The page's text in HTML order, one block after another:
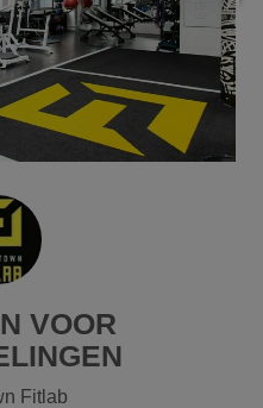
VOOR
Fitlab